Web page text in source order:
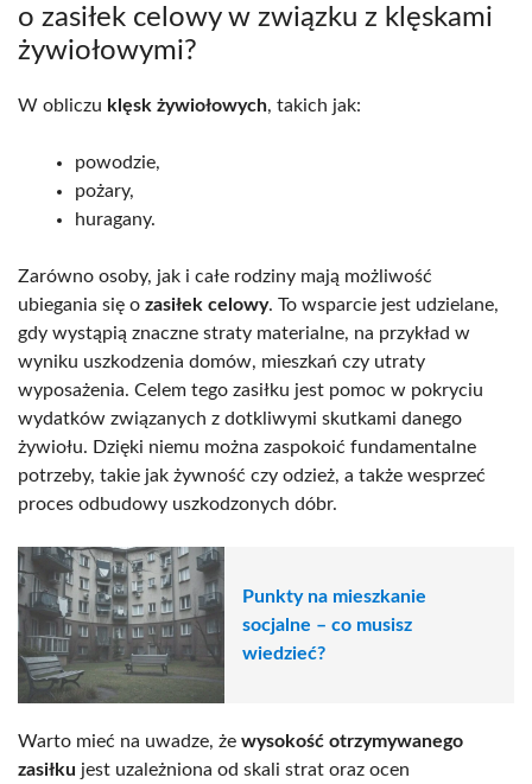
o zasiłek celowy w związku z klęskami
żywiołowymi?
W obliczu klęsk żywiołowych, takich jak:
powodzie,
pożary,
huragany.
Zarówno osoby, jak i całe rodziny mają możliwość
ubiegania się o zasiłek celowy. To wsparcie jest udzielane,
gdy wystąpią znaczne straty materialne, na przykład w
wyniku uszkodzenia domów, mieszkań czy utraty
wyposażenia. Celem tego zasiłku jest pomoc w pokryciu
wydatków związanych z dotkliwymi skutkami danego
żywiołu. Dzięki niemu można zaspokoić fundamentalne
potrzeby, takie jak żywność czy odzież, a także wesprzeć
proces odbudowy uszkodzonych dóbr.
Punkty na mieszkanie
socjalne – co musisz
wiedzieć?
Warto mieć na uwadze, że wysokość otrzymywanego
zasiłku jest uzależniona od skali strat oraz ocen